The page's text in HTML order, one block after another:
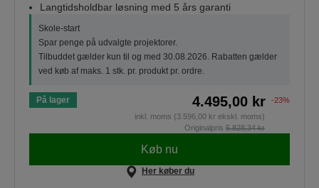
Langtidsholdbar løsning med 5 års garanti
Skole-start
Spar penge på udvalgte projektorer.
Tilbuddet gælder kun til og med 30.08.2026. Rabatten gælder
ved køb af maks. 1 stk. pr. produkt pr. ordre.
På lager 4.495,00 kr
-23%
inkl. moms (3.596,00 kr ekskl. moms)
Originalpris 5.828,34 kr
Køb nu
Her køber du